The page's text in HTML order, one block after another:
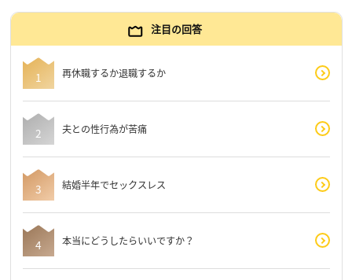
注目の回答
再休職するか退職するか
夫との性行為が苦痛
結婚半年でセックスレス
本当にどうしたらいいですか？